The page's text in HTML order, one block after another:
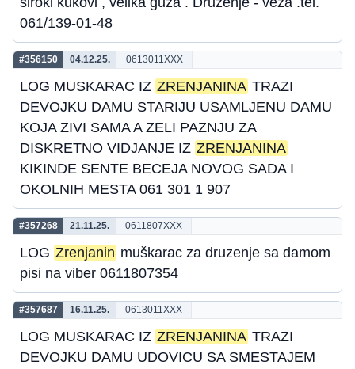
061/139-01-48
#356150 04.12.25. 0613011XXX
LOG MUSKARAC IZ ZRENJANINA TRAZI
DEVOJKU DAMU STARIJU USAMLJENU DAMU
KOJA ZIVI SAMA A ZELI PAZNJU ZA
DISKRETNO VIDJANJE IZ ZRENJANINA
KIKINDE SENTE BECEJA NOVOG SADA I
OKOLNIH MESTA 061 301 1 907
#357268 21.11.25. 0611807XXX
LOG Zrenjanin muškarac za druzenje sa damom
pisi na viber 0611807354
#357687 16.11.25. 0613011XXX
LOG MUSKARAC IZ ZRENJANINA TRAZI
DEVOJKU DAMU UDOVICU SA SMESTAJEM